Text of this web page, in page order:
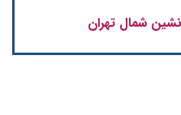
شمال تهران